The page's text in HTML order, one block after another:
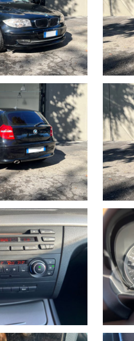
ESATTAMENTE AL
COMPILATI CON IL MASSIMO
E NON CONTRATTUALE